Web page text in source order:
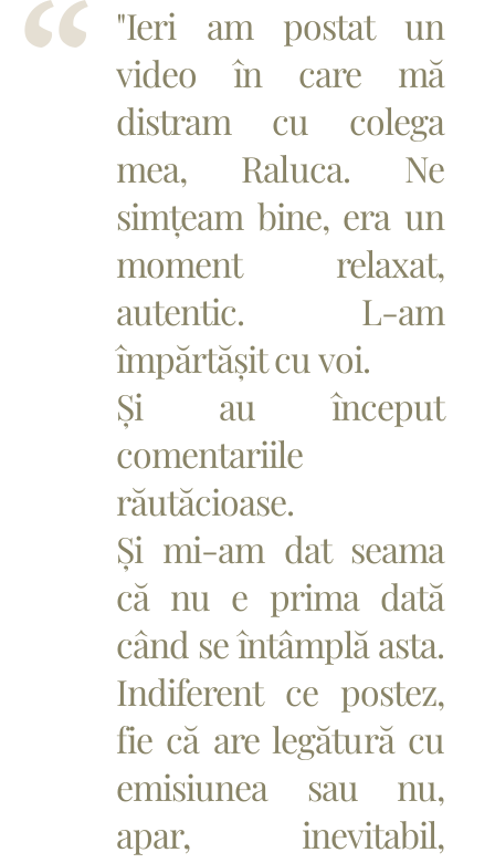
"Ieri am postat un
video în care mă
distram cu colega
mea, Raluca. Ne
simțeam bine, era un
moment relaxat,
autentic. L-am
împărtășit cu voi.
Și au început
comentariile
răutăcioase.
Și mi-am dat seama
că nu e prima dată
când se întâmplă asta.
Indiferent ce postez,
fie că are legătură cu
emisiunea sau nu,
apar, inevitabil,